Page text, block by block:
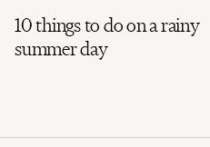
10 things to do on a rainy
summer day